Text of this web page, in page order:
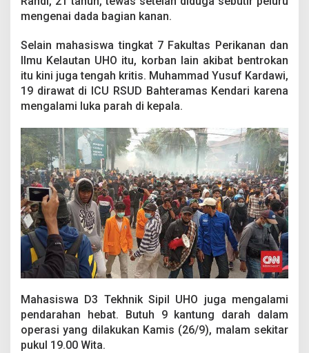
d
i
e
n
d
a
r
i
mengenai dada bagian kanan.
Selain mahasiswa tingkat 7 Fakultas Perikanan dan
Ilmu Kelautan UHO itu, korban lain akibat bentrokan
itu kini juga tengah kritis. Muhammad Yusuf Kardawi,
19 dirawat di ICU RSUD Bahteramas Kendari karena
mengalami luka parah di kepala.
Mahasiswa D3 Tekhnik Sipil UHO juga mengalami
pendarahan hebat. Butuh 9 kantung darah dalam
operasi yang dilakukan Kamis (26/9), malam sekitar
pukul 19.00 Wita.